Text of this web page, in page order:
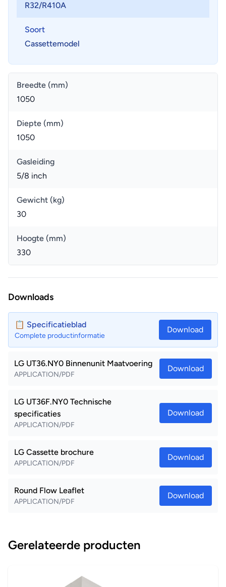
R32/R410A
Soort
Cassettemodel
Breedte (mm)
1050
Diepte (mm)
1050
Gasleiding
5/8 inch
Gewicht (kg)
30
Hoogte (mm)
330
Downloads
📋 Specificatieblad
Complete productinformatie
Download
LG UT36.NY0 Binnenunit Maatvoering
APPLICATION/PDF
Download
LG UT36F.NY0 Technische
specificaties
APPLICATION/PDF
Download
LG Cassette brochure
APPLICATION/PDF
Download
Round Flow Leaflet
APPLICATION/PDF
Download
Gerelateerde producten